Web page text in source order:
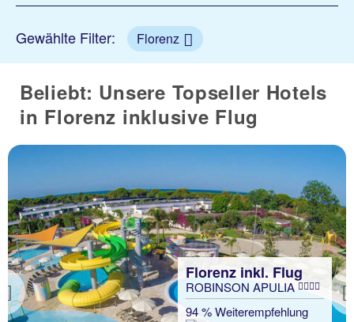
Gewählte Filter: Florenz
Beliebt: Unsere Topseller Hotels
in Florenz inklusive Flug
Previous
Florenz inkl. Flug
ROBINSON APULIA
94 % Weiterempfehlung